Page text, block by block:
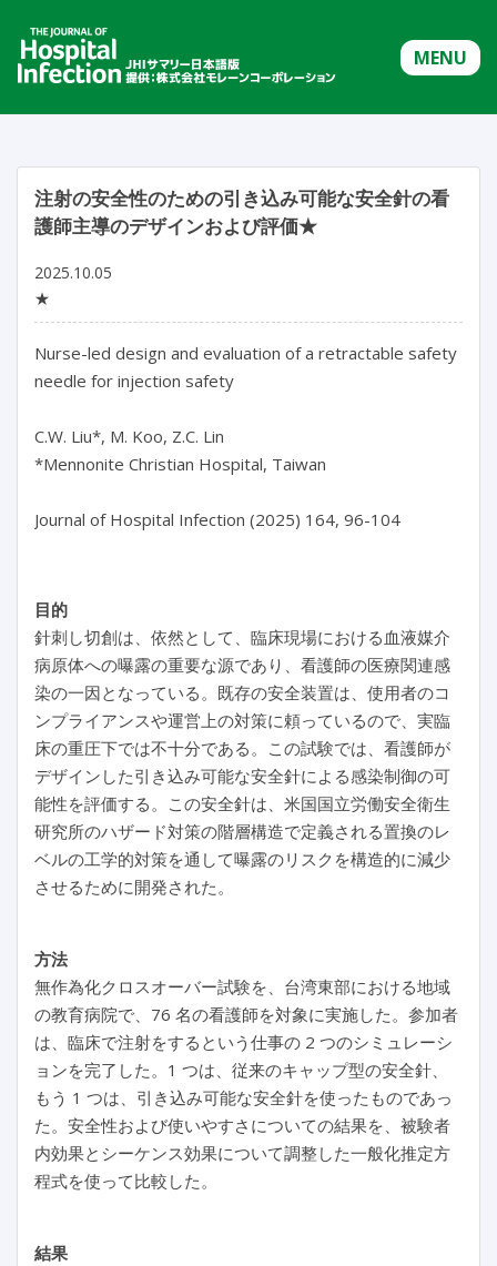
MENU
注射の安全性のための引き込み可能な安全針の看
護師主導のデザインおよび評価★
2025.10.05
★
Nurse-led design and evaluation of a retractable safety
needle for injection safety
C.W. Liu*, M. Koo, Z.C. Lin
*Mennonite Christian Hospital, Taiwan
目的
針刺し切創は、依然として、臨床現場における血液媒介
病原体への曝露の重要な源であり、看護師の医療関連感
染の一因となっている。既存の安全装置は、使用者のコ
ンプライアンスや運営上の対策に頼っているので、実臨
床の重圧下では不十分である。この試験では、看護師が
デザインした引き込み可能な安全針による感染制御の可
能性を評価する。この安全針は、米国国立労働安全衛生
研究所のハザード対策の階層構造で定義される置換のレ
ベルの工学的対策を通して曝露のリスクを構造的に減少
させるために開発された。
方法
無作為化クロスオーバー試験を、台湾東部における地域
の教育病院で、76 名の看護師を対象に実施した。参加者
は、臨床で注射をするという仕事の 2 つのシミュレーシ
ョンを完了した。1 つは、従来のキャップ型の安全針、
もう 1 つは、引き込み可能な安全針を使ったものであっ
た。安全性および使いやすさについての結果を、被験者
内効果とシーケンス効果について調整した一般化推定方
程式を使って比較した。
結果